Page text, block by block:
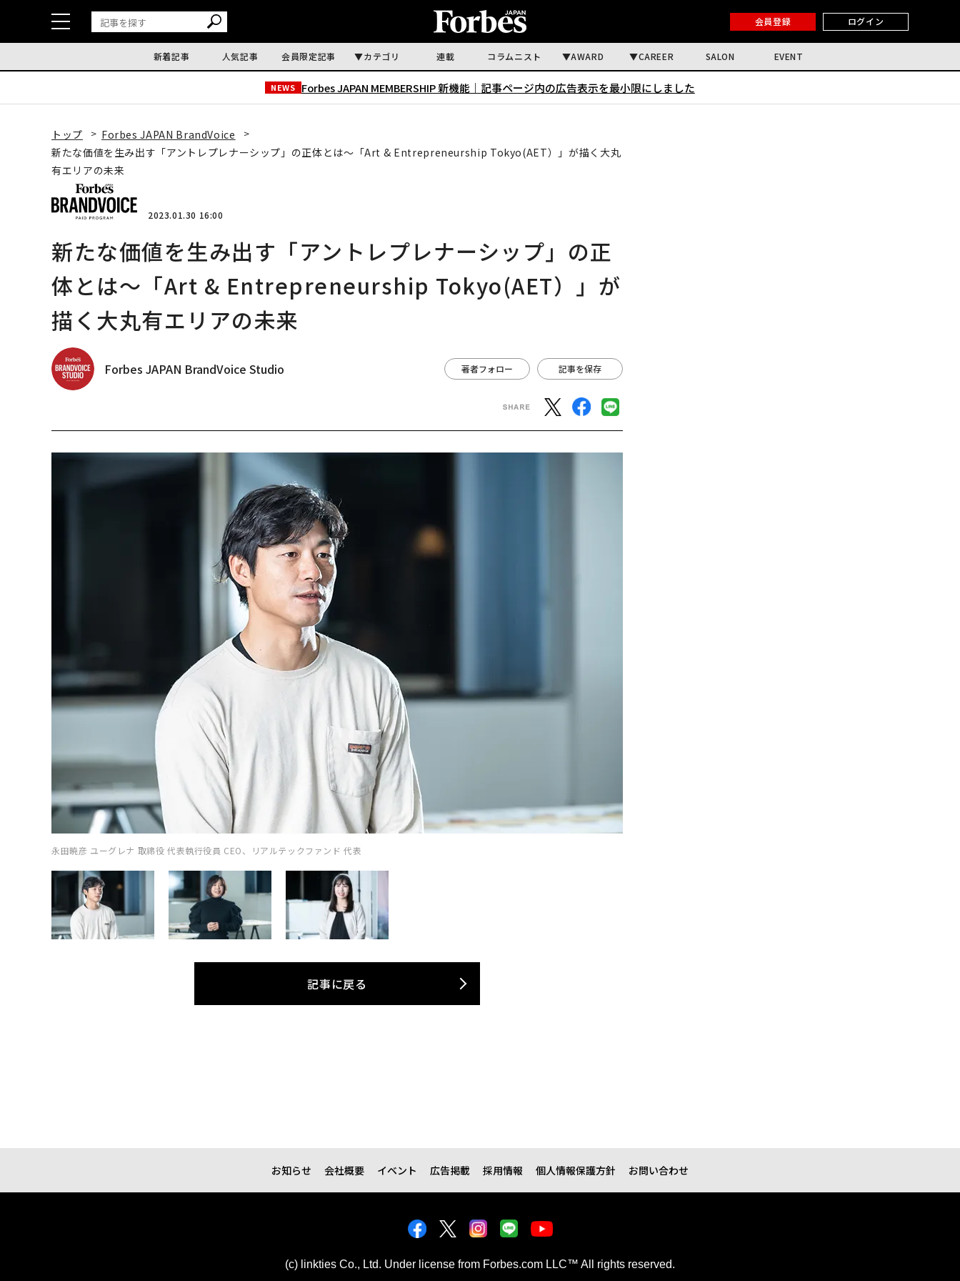
会員登録 ログイン
新着記事 人気記事 会員限定記事 カテゴリ 連載 コラムニスト AWARD CAREER SALON EVENT
NEWS Forbes JAPAN MEMBERSHIP 新機能｜ 記事ページ内の広告表示を最小限にしました
トップ
Forbes JAPAN BrandVoice
新たな価値を生み出す「アントレプレナーシップ」の正体とは〜「Art & Entrepreneurship Tokyo(AET）」が描く⼤丸
有エリアの未来
2023.01.30 16:00
新たな価値を生み出す「アントレプレナーシップ」の正
体とは〜「Art & Entrepreneurship Tokyo(AET）」が
描く⼤丸有エリアの未来
Forbes JAPAN BrandVoice Studio 著者フォロー 記事を保存
永田暁彦 ユーグレナ 取締役 代表執行役員 CEO、リアルテックファンド 代表
記事に戻る
お知らせ 会社概要 イベント 広告掲載 採用情報 個人情報保護方針 お問い合わせ
(c) linkties Co., Ltd. Under license from Forbes.com LLC™ All rights reserved.